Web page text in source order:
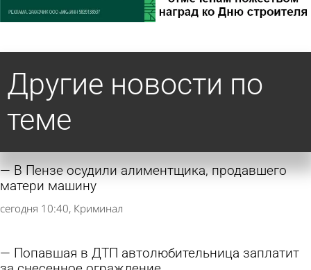
Другие новости по
теме
В Пензе осудили алиментщика, продавшего
матери машину
сегодня 10:40 Криминал
Попавшая в ДТП автолюбительница заплатит